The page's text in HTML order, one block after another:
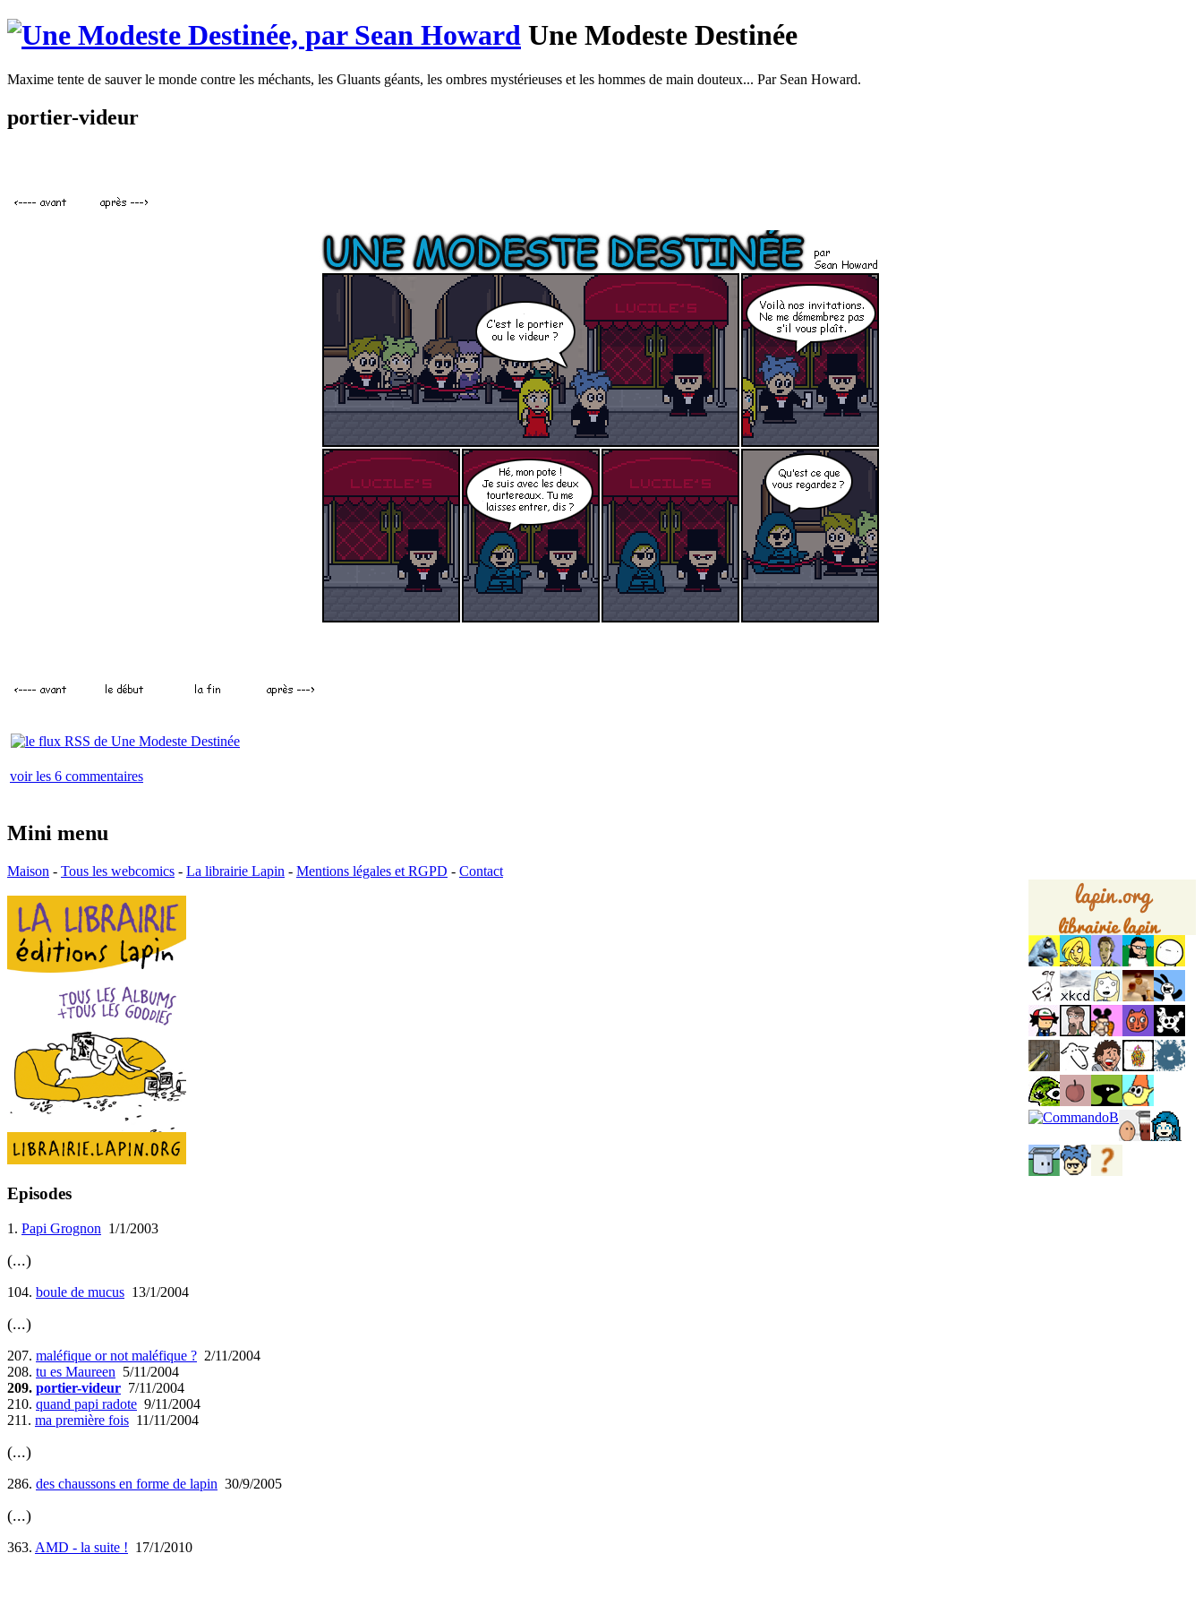
Une Modeste Destinée
Maxime tente de sauver le monde contre les méchants, les Gluants géants, les ombres mystérieuses et les hommes de main douteux... Par Sean Howard.
portier-videur
voir les 6 commentaires
Mini menu
Maison - Tous les webcomics - La librairie Lapin - Mentions légales et RGPD - Contact
Episodes
1. Papi Grognon 1/1/2003
(...)
104. boule de mucus 13/1/2004
(...)
207. maléfique or not maléfique ? 2/11/2004
208. tu es Maureen 5/11/2004
209. portier-videur 7/11/2004
210. quand papi radote 9/11/2004
211. ma première fois 11/11/2004
(...)
286. des chaussons en forme de lapin 30/9/2005
(...)
363. AMD - la suite ! 17/1/2010